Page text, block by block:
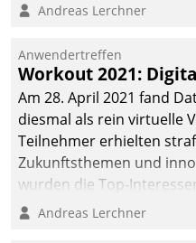
Teilnehmer kurzweilige
Cloud-Strategien und -
Lösungen mit hohem
Zukunftspotenzial.
Andreas Lerchner
Anwendertreffen
Workout 2021:
Am 28. April 2021 fand
diesmal als rein virtuelle
Teilnehmer erhielten
Zukunftsthemen und
wurden die Top-
Andreas Lerchner